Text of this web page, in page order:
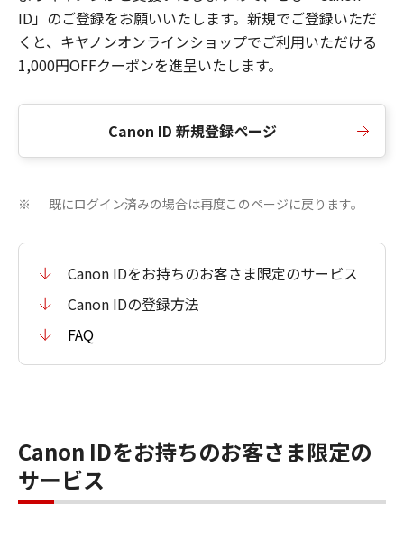
ID」のご登録をお願いいたします。新規でご登録いただ
くと、キヤノンオンラインショップでご利用いただける
1,000円OFFクーポンを進呈いたします。
Canon ID 新規登録ページ
※ 既にログイン済みの場合は再度このページに戻ります。
Canon IDをお持ちのお客さま限定のサービス
Canon IDの登録方法
FAQ
Canon IDをお持ちのお客さま限定の
サービス